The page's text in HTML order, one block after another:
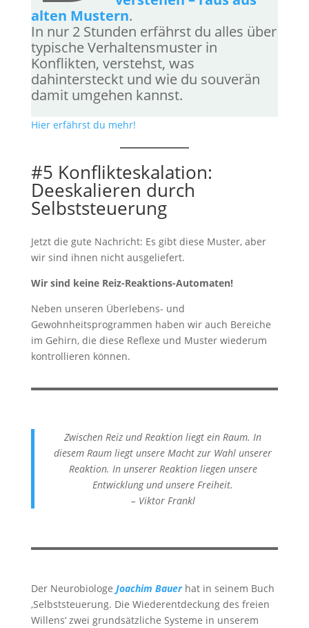
alten Mustern.
In nur 2 Stunden erfährst du alles über
typische Verhaltensmuster in
Konflikten, verstehst, was
dahintersteckt und wie du souverän
damit umgehen kannst.
Hier erfährst du mehr!
#5 Konflikteskalation:
Deeskalieren durch
Selbststeuerung
Jetzt die gute Nachricht: Es gibt diese Muster, aber
wir sind ihnen nicht ausgeliefert.
Wir sind keine Reiz-Reaktions-Automaten!
Neben unseren Überlebens- und
Gewohnheitsprogrammen haben wir auch Bereiche
im Gehirn, die diese Reflexe und Muster wiederum
kontrollieren können.
Zwischen Reiz und Reaktion liegt ein Raum. In
diesem Raum liegt unsere Macht zur Wahl unserer
Reaktion. In unserer Reaktion liegen unsere
Entwicklung und unsere Freiheit.
– Viktor Frankl
Der Neurobiologe Joachim Bauer hat in seinem Buch
‚Selbststeuerung. Die Wiederentdeckung des freien
Willens‘ zwei grundsätzliche Systeme in unserem